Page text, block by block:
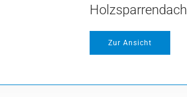
Holzsparrendach
Zur Ansicht